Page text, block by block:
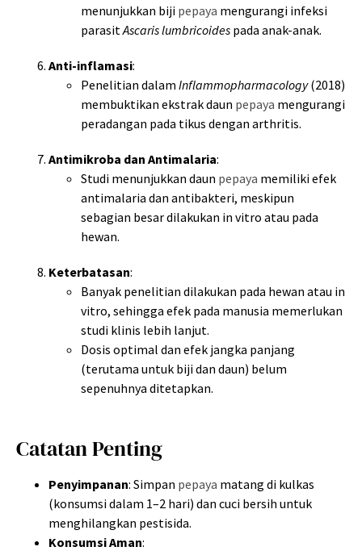
menunjukkan biji pepaya mengurangi infeksi
parasitAscaris lumbricoides pada anak-anak.
Anti-inflamasi:
Penelitian dalam Inflammopharmacology(2018)
membuktikan ekstrak daun pepaya mengurangi
peradangan pada tikus dengan arthritis.
Antimikroba dan Antimalaria:
Studi menunjukkan daun pepaya memiliki efek
antimalaria dan antibakteri, meskipun
sebagian besar dilakukan in vitro atau pada
hewan.
Keterbatasan:
Banyak penelitian dilakukan pada hewan atau in
vitro, sehingga efek pada manusia memerlukan
studi klinis lebih lanjut.
Dosis optimal dan efek jangka panjang
(terutama untuk biji dan daun) belum
sepenuhnya ditetapkan.
Catatan Penting
Penyimpanan: Simpan pepaya matang di kulkas
(konsumsi dalam 1–2 hari) dan cuci bersih untuk
menghilangkan pestisida.
Konsumsi Aman: